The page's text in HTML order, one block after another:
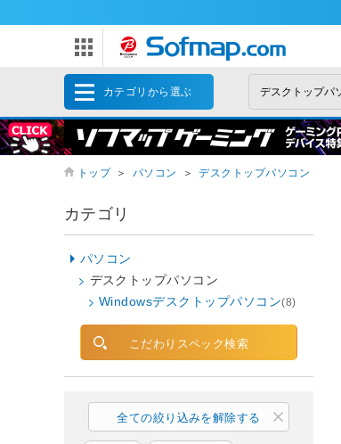
カテゴリから選ぶ
トップ ＞ パソコン ＞ デスクトップパソコン
カテゴリ
パソコン
デスクトップパソコン
Windowsデスクトップパソコン(8)
こだわりスペック検索
全ての絞り込みを解除する